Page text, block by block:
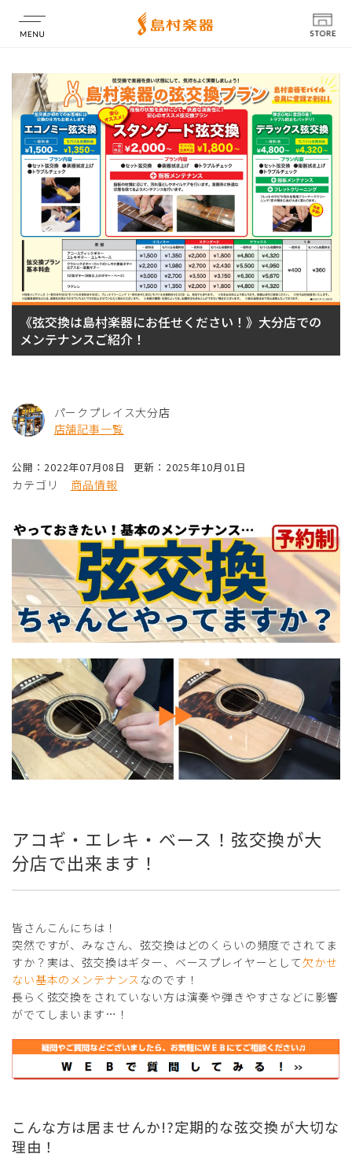
店舗情報
《弦交換は島村楽器にお任せください！》大分店での
メンテナンスご紹介！
パークプレイス大分店
店舗記事一覧
公開：2022年07月08日 更新：2025年10月01日
カテゴリ 商品情報
アコギ・エレキ・ベース！弦交換が大
分店で出来ます！
皆さんこんにちは！
突然ですが、みなさん、弦交換はどのくらいの頻度でされてま
すか？実は、弦交換はギター、ベースプレイヤーとして欠かせ
ない基本のメンテナンスなのです！
長らく弦交換をされていない方は演奏や弾きやすさなどに影響
がでてしまいます…！
こんな方は居ませんか!?定期的な弦交換が大切な
理由！